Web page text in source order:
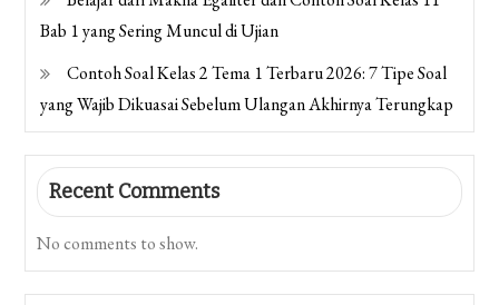
Bab 1 yang Sering Muncul di Ujian
Contoh Soal Kelas 2 Tema 1 Terbaru 2026: 7 Tipe Soal
yang Wajib Dikuasai Sebelum Ulangan Akhirnya Terungkap
Recent Comments
No comments to show.